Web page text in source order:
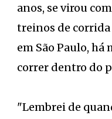
anos, se virou
treinos de
em São Paulo, há
correr dentro do
"Lembrei de